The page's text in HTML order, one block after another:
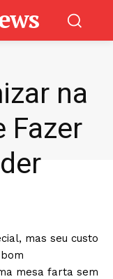
na
Fazer
mas seu custo
mesa farta sem